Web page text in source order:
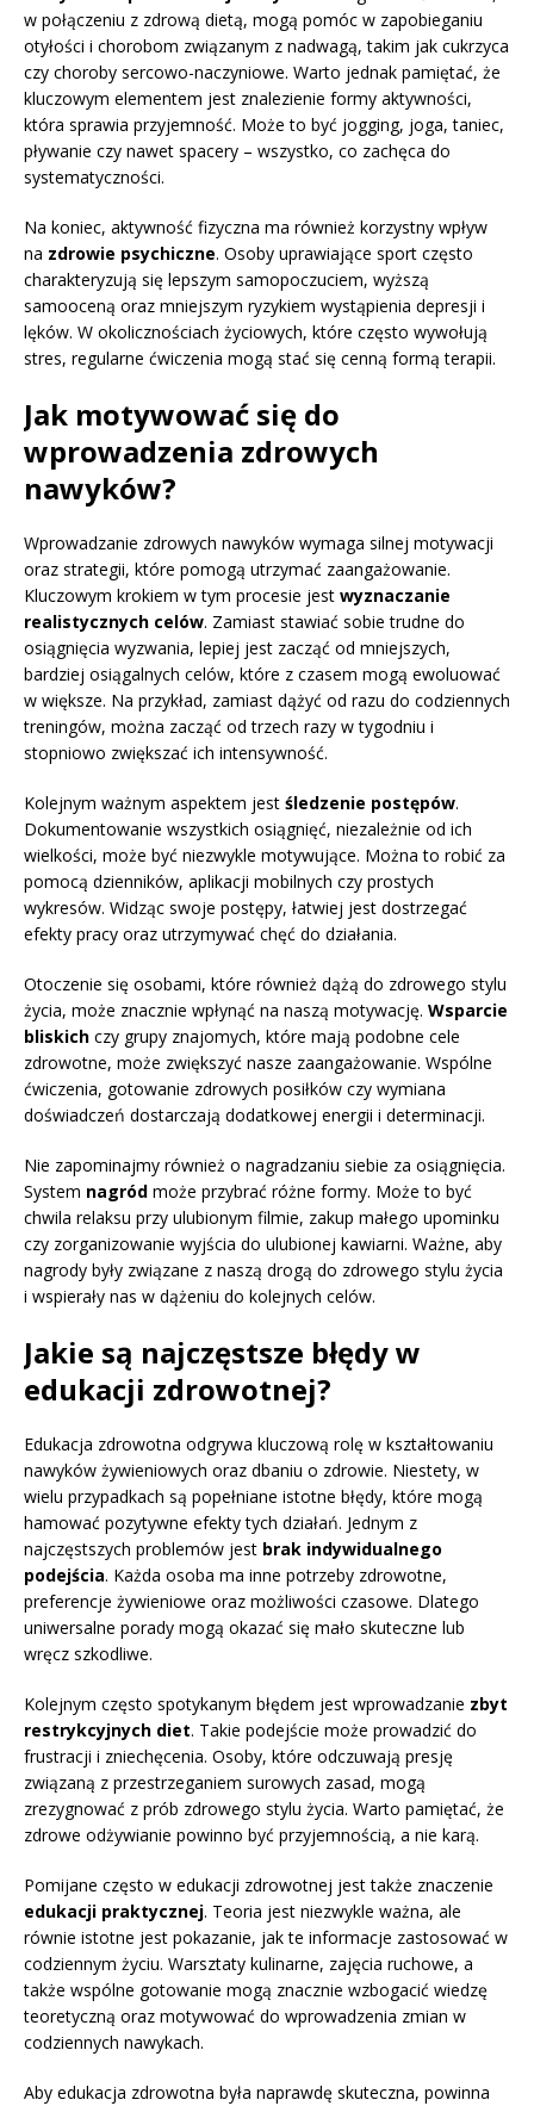
w połączeniu z zdrową dietą, mogą pomóc w zapobieganiu
otyłości i chorobom związanym z nadwagą, takim jak cukrzyca
czy choroby sercowo-naczyniowe. Warto jednak pamiętać, że
kluczowym elementem jest znalezienie formy aktywności,
która sprawia przyjemność. Może to być jogging, joga, taniec,
pływanie czy nawet spacery – wszystko, co zachęca do
systematyczności.
Na koniec, aktywność fizyczna ma również korzystny wpływ
na zdrowie psychiczne. Osoby uprawiające sport często
charakteryzują się lepszym samopoczuciem, wyższą
samooceną oraz mniejszym ryzykiem wystąpienia depresji i
lęków. W okolicznościach życiowych, które często wywołują
stres, regularne ćwiczenia mogą stać się cenną formą terapii.
Jak motywować się do
wprowadzenia zdrowych
nawyków?
Wprowadzanie zdrowych nawyków wymaga silnej motywacji
oraz strategii, które pomogą utrzymać zaangażowanie.
Kluczowym krokiem w tym procesie jest wyznaczanie
realistycznych celów. Zamiast stawiać sobie trudne do
osiągnięcia wyzwania, lepiej jest zacząć od mniejszych,
bardziej osiągalnych celów, które z czasem mogą ewoluować
w większe. Na przykład, zamiast dążyć od razu do codziennych
treningów, można zacząć od trzech razy w tygodniu i
stopniowo zwiększać ich intensywność.
Kolejnym ważnym aspektem jest śledzenie postępów.
Dokumentowanie wszystkich osiągnięć, niezależnie od ich
wielkości, może być niezwykle motywujące. Można to robić za
pomocą dzienników, aplikacji mobilnych czy prostych
wykresów. Widząc swoje postępy, łatwiej jest dostrzegać
efekty pracy oraz utrzymywać chęć do działania.
Otoczenie się osobami, które również dążą do zdrowego stylu
życia, może znacznie wpłynąć na naszą motywację. Wsparcie
bliskich czy grupy znajomych, które mają podobne cele
zdrowotne, może zwiększyć nasze zaangażowanie. Wspólne
ćwiczenia, gotowanie zdrowych posiłków czy wymiana
doświadczeń dostarczają dodatkowej energii i determinacji.
Nie zapominajmy również o nagradzaniu siebie za osiągnięcia.
System nagród może przybrać różne formy. Może to być
chwila relaksu przy ulubionym filmie, zakup małego upominku
czy zorganizowanie wyjścia do ulubionej kawiarni. Ważne, aby
nagrody były związane z naszą drogą do zdrowego stylu życia
i wspierały nas w dążeniu do kolejnych celów.
Jakie są najczęstsze błędy w
edukacji zdrowotnej?
Edukacja zdrowotna odgrywa kluczową rolę w kształtowaniu
nawyków żywieniowych oraz dbaniu o zdrowie. Niestety, w
wielu przypadkach są popełniane istotne błędy, które mogą
hamować pozytywne efekty tych działań. Jednym z
najczęstszych problemów jest brak indywidualnego
podejścia. Każda osoba ma inne potrzeby zdrowotne,
preferencje żywieniowe oraz możliwości czasowe. Dlatego
uniwersalne porady mogą okazać się mało skuteczne lub
wręcz szkodliwe.
Kolejnym często spotykanym błędem jest wprowadzanie zbyt
restrykcyjnych diet. Takie podejście może prowadzić do
frustracji i zniechęcenia. Osoby, które odczuwają presję
związaną z przestrzeganiem surowych zasad, mogą
zrezygnować z prób zdrowego stylu życia. Warto pamiętać, że
zdrowe odżywianie powinno być przyjemnością, a nie karą.
Pomijane często w edukacji zdrowotnej jest także znaczenie
edukacji praktycznej. Teoria jest niezwykle ważna, ale
równie istotne jest pokazanie, jak te informacje zastosować w
codziennym życiu. Warsztaty kulinarne, zajęcia ruchowe, a
także wspólne gotowanie mogą znacznie wzbogacić wiedzę
teoretyczną oraz motywować do wprowadzenia zmian w
codziennych nawykach.
Aby edukacja zdrowotna była naprawdę skuteczna, powinna